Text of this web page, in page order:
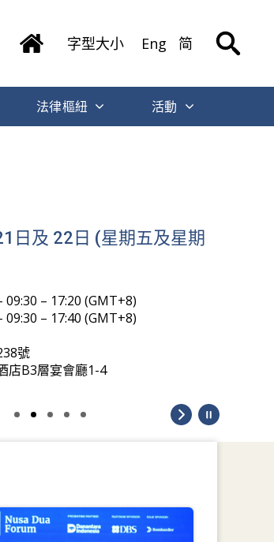
字型大小 Eng 简
法律樞紐 活動
日及 22日 (星期五及星期
09:30 – 17:20 (GMT+8)
09:30 – 17:40 (GMT+8)
號
店B3層宴會廳1-4